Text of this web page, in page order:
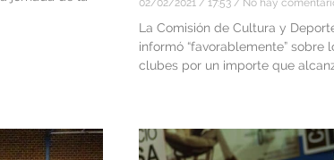
02/02/2021 17:53 No hay
La Comisión de Cultura y
informó “favorablemente” sobre
clubes por un importe que